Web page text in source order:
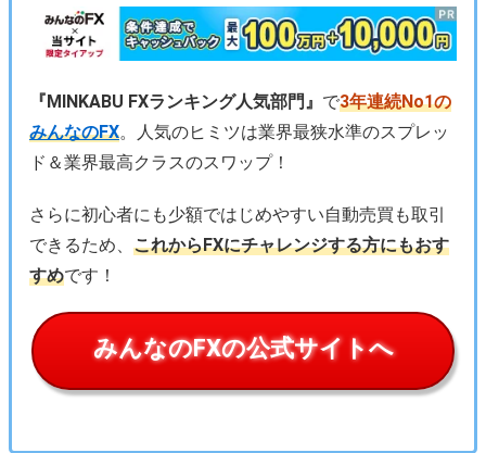
『MINKABU FXランキング人気部門』 で3年連続No1の
みんなのFX。人気のヒミツは業界最狭水準のスプレッ
ド＆業界最高クラスのスワップ！
さらに初心者にも少額ではじめやすい自動売買も取引
できるため、 これからFXにチャレンジする方にもおす
すめです！
みんなのFXの公式サイトへ